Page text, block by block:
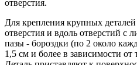
отверстия.
Для крепления крупных
отверстия и вдоль отверстий с
пазы - бороздки (по 2 около
1,5 см и более в зависимости